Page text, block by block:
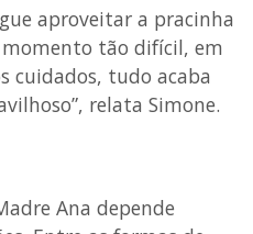
aproveitar a pracinha
tão difícil, em
cuidados, tudo acaba
relata Simone.
Ana depende